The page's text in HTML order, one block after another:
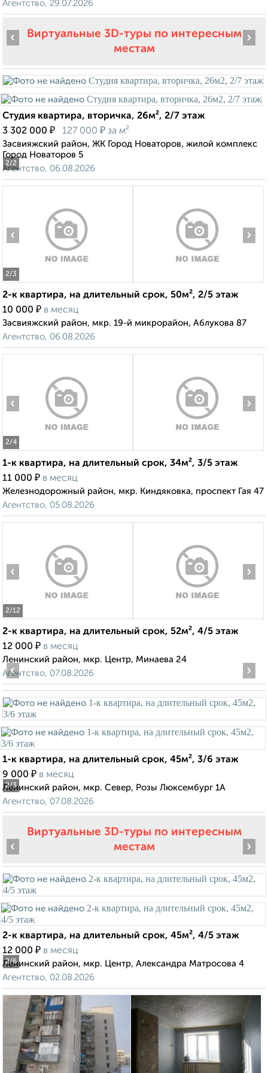
Агентство, 29.07.2026
Виртуальные 3D-туры по интересным
местам
2/2
‹ ›
Студия квартира, вторичка, 26м², 2/7 этаж
3 302 000 ₽ 127 000 ₽ за м²
Засвияжский район, ЖК Город Новаторов, жилой комплекс
Город Новаторов 5
Агентство, 06.08.2026
2/3
‹ ›
2-к квартира, на длительный срок, 50м², 2/5 этаж
10 000 ₽ в месяц
Засвияжский район, мкр. 19-й микрорайон, Аблукова 87
Агентство, 06.08.2026
2/4
‹ ›
1-к квартира, на длительный срок, 34м², 3/5 этаж
11 000 ₽ в месяц
Железнодорожный район, мкр. Киндяковка, проспект Гая 47
Агентство, 05.08.2026
2/12
‹ ›
2-к квартира, на длительный срок, 52м², 4/5 этаж
12 000 ₽ в месяц
Ленинский район, мкр. Центр, Минаева 24
Агентство, 07.08.2026
2/3
‹ ›
1-к квартира, на длительный срок, 45м², 3/6 этаж
9 000 ₽ в месяц
Ленинский район, мкр. Север, Розы Люксембург 1А
Агентство, 07.08.2026
Виртуальные 3D-туры по интересным
местам
2/6
‹ ›
2-к квартира, на длительный срок, 45м², 4/5 этаж
12 000 ₽ в месяц
Ленинский район, мкр. Центр, Александра Матросова 4
Агентство, 02.08.2026